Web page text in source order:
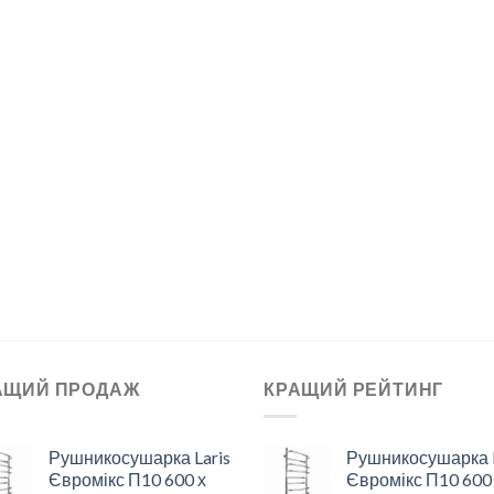
ПРОДАЖ
Рушникосушарка Laris
Євромікс П10 600 х
КРАЩИЙ РЕЙТИНГ
Рушникосушарка
Євромікс П10 600